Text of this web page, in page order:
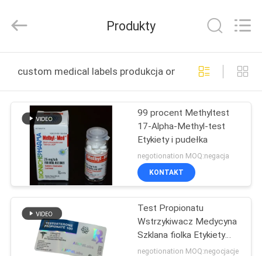
PRODUKTY
WYCIECZKA
PO
FABRYCE
Reserved.
Produkty
custom medical labels produkcja online
99 procent Methyltest
17-Alpha-Methyl-test
Etykiety i pudełka
negotionation MOQ:negacja
KONTAKT
Test Propionatu
Wstrzykiwacz Medycyna
Szklana fiolka Etykiety
25x60mm Laser
negotionation MOQ:negocjacje